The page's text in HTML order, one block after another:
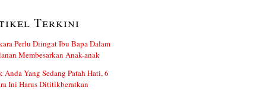
Terkini
Perlu Diingat Ibu Bapa Dalam
Membesarkan Anak-anak
Anda Yang Sedang Patah Hati, 6
Ini Harus Dititikberatkan